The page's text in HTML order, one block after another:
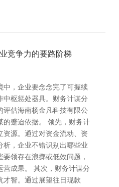
竞争力的要路阶梯
中，企业要念念完了可握续
中枢惩处器具。财务计谋分
评估海南杨金凡科技有限公
的蹙迫依据。 领先，财务计
资源。通过对资金流动、资
析，企业不错识别出哪些业
领存在浪掷或低效问题，
营成果。 其次，财务计谋分
才智。通过展望往日现款